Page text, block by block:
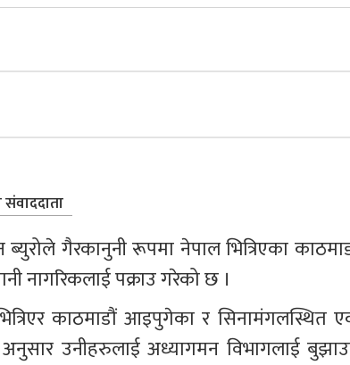
ब्युरोले गैरकानुनी रूपमा नेपाल भित्रिएका
नागरिकलाई पक्राउ गरेको छ ।
काठमाडौं आइपुगेका र सिनामंगलस्थित
अनुसार उनीहरुलाई अध्यागमन विभागलाई